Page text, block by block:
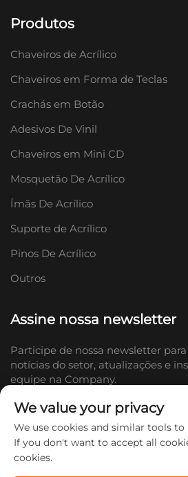
Produtos
Chaveiros de Acrílico
Chaveiros em Forma de Teclas
Crachás em Botão
Adesivos De Vinil
Chaveiros em Mini CD
Mosquetão De Acrílico
Ímãs De Acrílico
Suporte de Acrílico
Pinos De Acrílico
Outros
Assine nossa newsletter
Participe de nossa newsletter
notícias do setor, atualizações e
equipe na Company.
We value your privacy
We use cookies and similar tools to
If you don't want to accept all
cookies.